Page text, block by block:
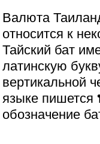
Валюта
относится к
Тайский бат
латинскую
вертикальной
языке пишется
обозначение